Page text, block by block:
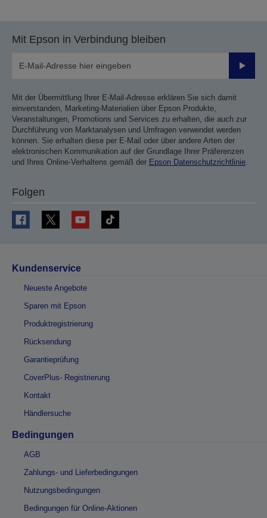
Mit Epson in Verbindung bleiben
Mit der Übermittlung Ihrer E-Mail-Adresse erklären Sie sich damit
einverstanden, Marketing-Materialien über Epson Produkte,
Veranstaltungen, Promotions und Services zu erhalten, die auch zur
Durchführung von Marktanalysen und Umfragen verwendet werden
können. Sie erhalten diese per E-Mail oder über andere Arten der
elektronischen Kommunikation auf der Grundlage Ihrer Präferenzen
und Ihres Online-Verhaltens gemäß der Epson Datenschutzrichtlinie
Folgen
Kundenservice
Neueste Angebote
Sparen mit Epson
Produktregistrierung
Rücksendung
Garantieprüfung
CoverPlus- Registrierung
Kontakt
Händlersuche
Bedingungen
AGB
Zahlungs- und Lieferbedingungen
Nutzungsbedingungen
Bedingungen für Online-Aktionen